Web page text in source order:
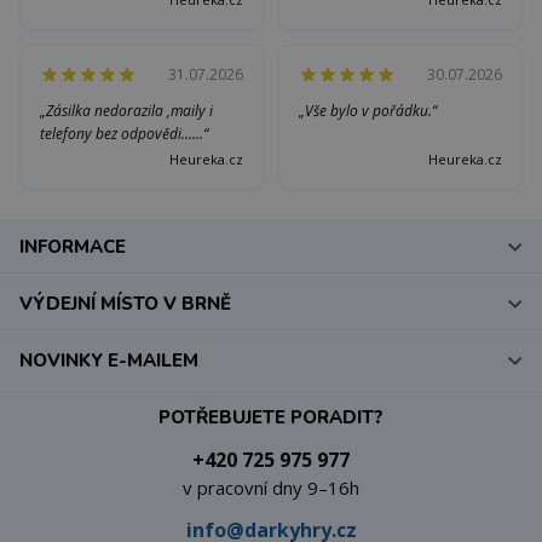
31.07.2026
„Zásilka nedorazila ,maily i
telefony bez odpovědi......“
Heureka.cz
30.07.2026
„Vše bylo v pořádku.“
Heureka.cz
INFORMACE
VÝDEJNÍ MÍSTO V BRNĚ
POTŘEBUJETE PORADIT?
+420 725 975 977
v pracovní dny 9–16h
info@darkyhry.cz
NOVINKY E-MAILEM